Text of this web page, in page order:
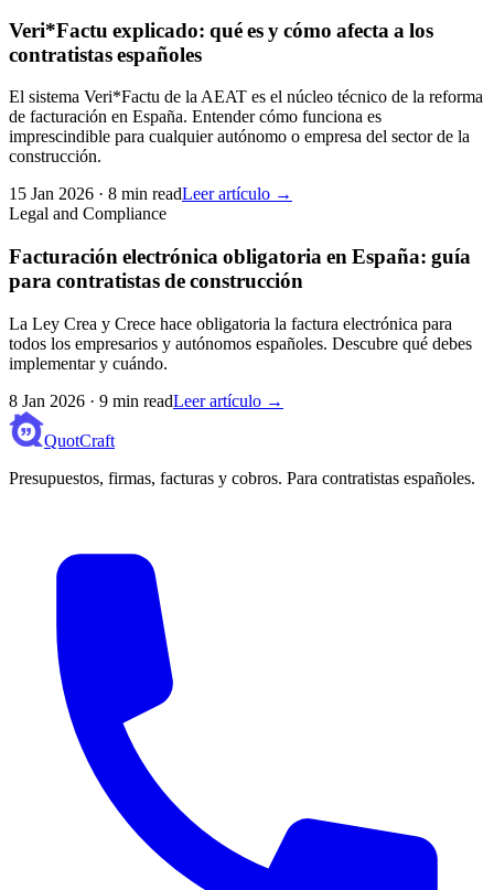
Veri*Factu explicado: qué es y cómo afecta a los
contratistas españoles
El sistema Veri*Factu de la AEAT es el núcleo técnico de la reforma
de facturación en España. Entender cómo funciona es
imprescindible para cualquier autónomo o empresa del sector de la
construcción.
15 Jan 2026 · 8 min readLeer artículo →
Legal and Compliance
Facturación electrónica obligatoria en España: guía
para contratistas de construcción
La Ley Crea y Crece hace obligatoria la factura electrónica para
todos los empresarios y autónomos españoles. Descubre qué debes
implementar y cuándo.
8 Jan 2026 · 9 min readLeer artículo →
QuotCraft
Presupuestos, firmas, facturas y cobros. Para contratistas españoles.